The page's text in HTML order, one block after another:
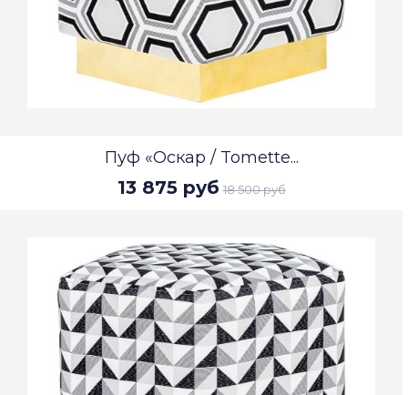
Пуф «Оскар / Tomette...
13 875 руб 18 500 руб